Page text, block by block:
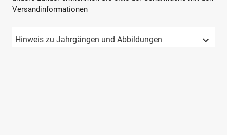
Herstellungsmethode Pot-Still
Serviervorschlag
Leicht gekühlt oder bei
Zimmertemperatur, ideal
Versandinformationen
Hinweis zu Jahrgängen und Abbildungen